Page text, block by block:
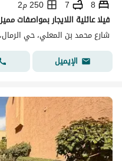
8
7
250 م2
فيلا عائلية اللايجار بمواصفات
شارع محمد بن المعلي، حي
الإيميل